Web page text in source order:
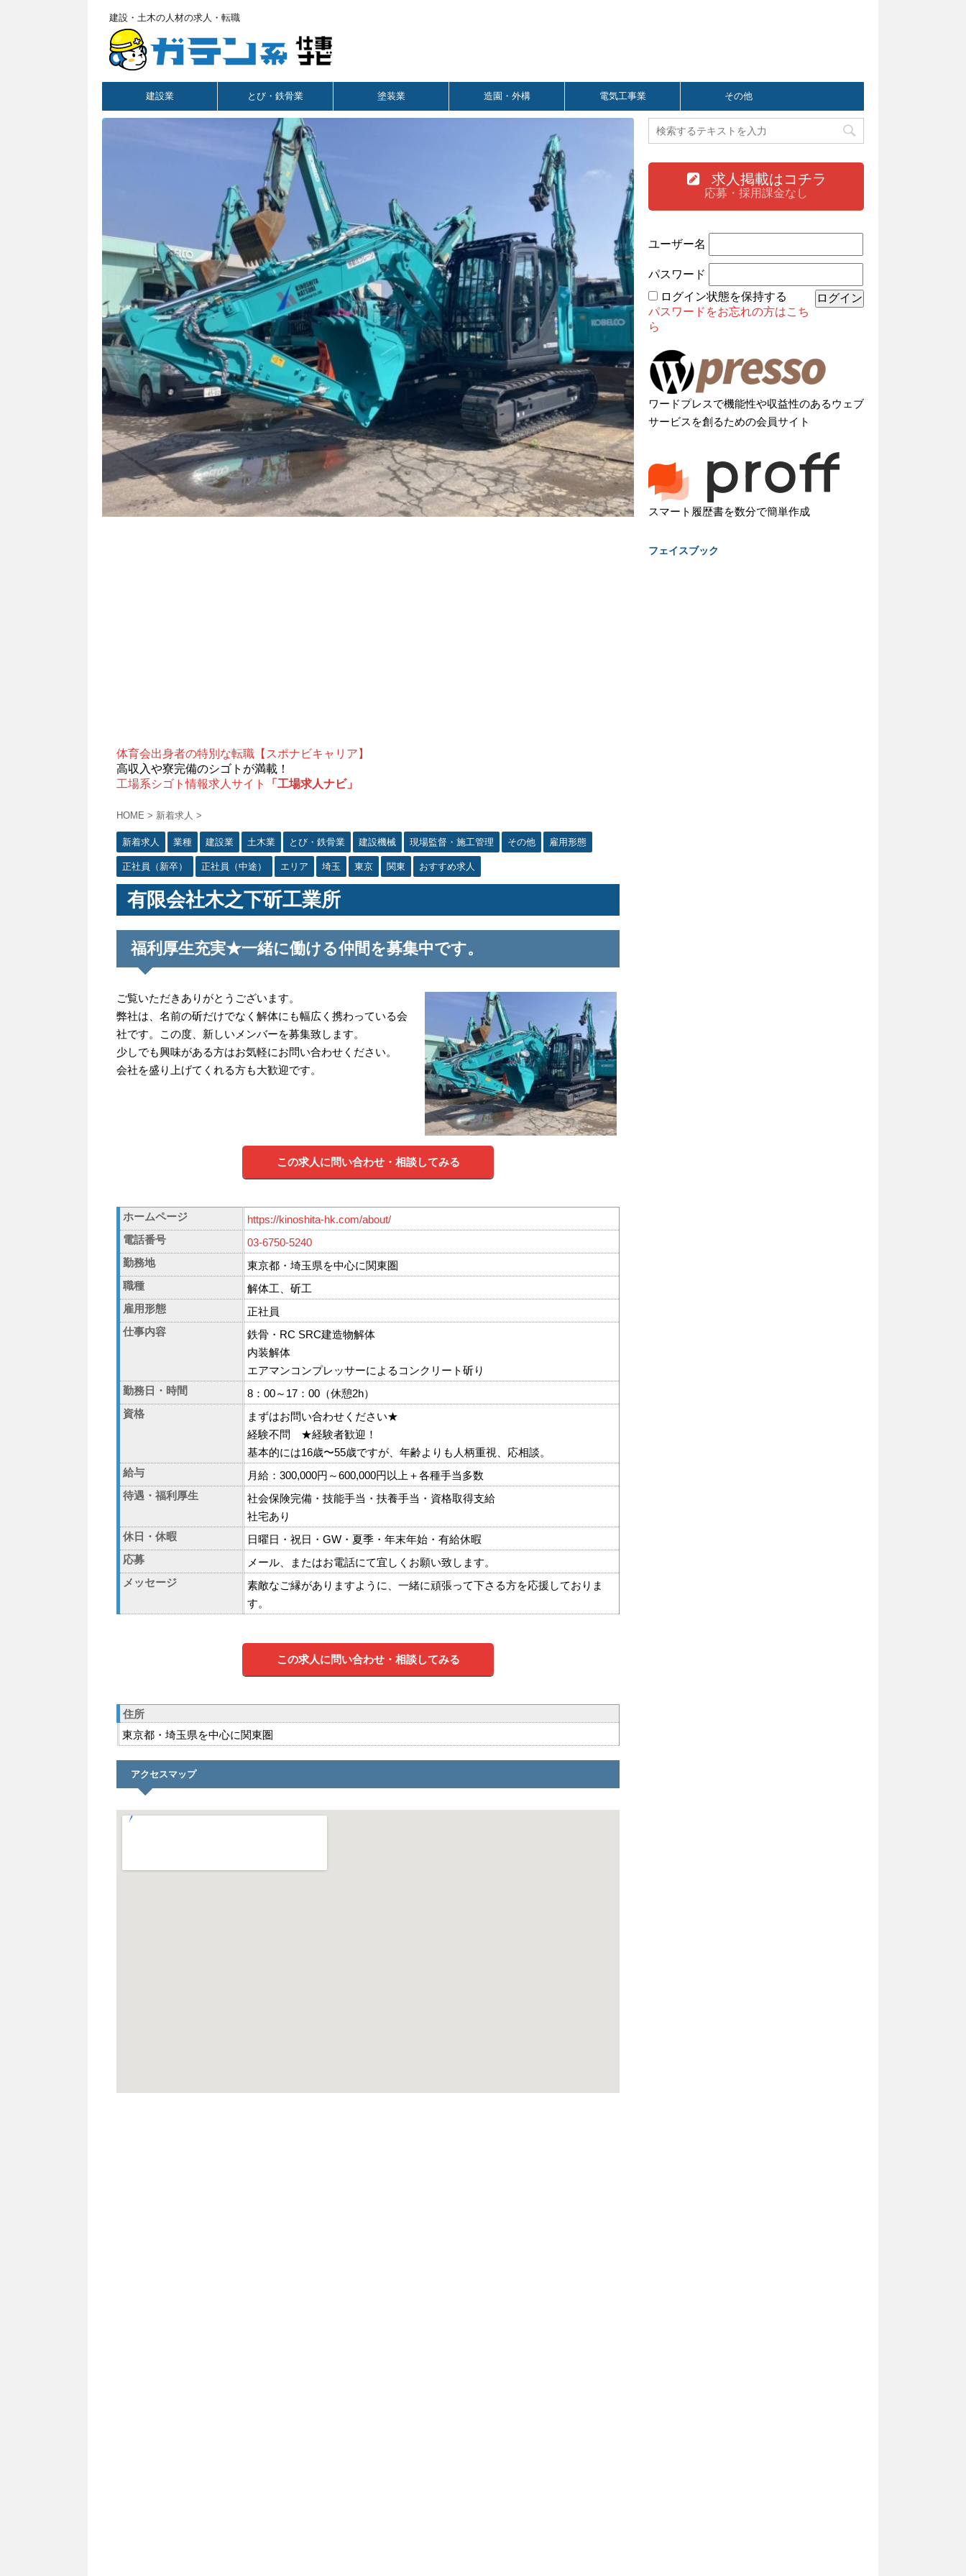
建設・土木の人材の求人・転職
建設業 とび・鉄骨業 塗装業 造園・外構 電気工事業 その他
体育会出身者の特別な転職【スポナビキャリア】
高収入や寮完備のシゴトが満載！
工場系シゴト情報求人サイト
「工場求人ナビ」
HOME > 新着求人 >
新着求人 業種 建設業 土木業 とび・鉄骨業 建設機械 現場監督・施工管理 その他 雇用形態
正社員（新卒） 正社員（中途） エリア 埼玉 東京 関東 おすすめ求人
有限会社木之下斫工業所
福利厚生充実★一緒に働ける仲間を募集中です。
ご覧いただきありがとうございます。
弊社は、名前の斫だけでなく解体にも幅広く携わっている会
社です。この度、新しいメンバーを募集致します。
少しでも興味がある方はお気軽にお問い合わせください。
会社を盛り上げてくれる方も大歓迎です。
この求人に問い合わせ・相談してみる
ホームページ
https://kinoshita-hk.com/about/
電話番号
03-6750-5240
勤務地
東京都・埼玉県を中心に関東圏
職種
解体工、斫工
雇用形態
正社員
仕事内容
鉄骨・RC SRC建造物解体
内装解体
エアマンコンプレッサーによるコンクリート斫り
勤務日・時間
8：00～17：00（休憩2h）
資格
まずはお問い合わせください★
経験不問 ★経験者歓迎！
基本的には16歳〜55歳ですが、年齢よりも人柄重視、応相談。
給与
月給：300,000円～600,000円以上＋各種手当多数
待遇・福利厚生
社会保険完備・技能手当・扶養手当・資格取得支給
社宅あり
休日・休暇
日曜日・祝日・GW・夏季・年末年始・有給休暇
応募
メール、またはお電話にて宜しくお願い致します。
メッセージ
素敵なご縁がありますように、一緒に頑張って下さる方を応援しておりま
す。
この求人に問い合わせ・相談してみる
住所
東京都・埼玉県を中心に関東圏
アクセスマップ
求人掲載はコチラ
応募・採用課金なし
ユーザー名
パスワード
ログイン状態を保持する
パスワードをお忘れの方はこち
ら
ワードプレスで機能性や収益性のあるウェブ
サービスを創るための会員サイト
スマート履歴書を数分で簡単作成
フェイスブック